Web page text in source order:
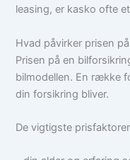
leasing, er kasko ofte
Hvad påvirker prisen
Prisen på en
bilmodellen. En række
din forsikring bliver.
De vigtigste